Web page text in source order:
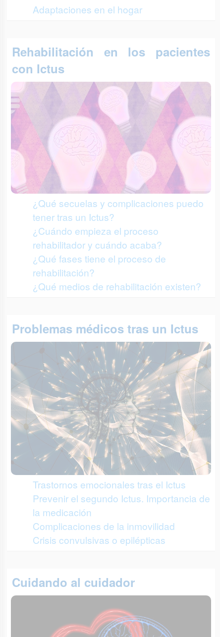
Adaptaciones en el hogar
Rehabilitación en los pacientes
con Ictus
¿Qué secuelas y complicaciones puedo
tener tras un Ictus?
¿Cuándo empieza el proceso
rehabilitador y cuándo acaba?
¿Qué fases tiene el proceso de
rehabilitación?
¿Qué medios de rehabilitación existen?
Problemas médicos tras un Ictus
Trastornos emocionales tras el Ictus
Prevenir el segundo Ictus. Importancia de
la medicación
Complicaciones de la inmovilidad
Crisis convulsivas o epilépticas
Cuidando al cuidador